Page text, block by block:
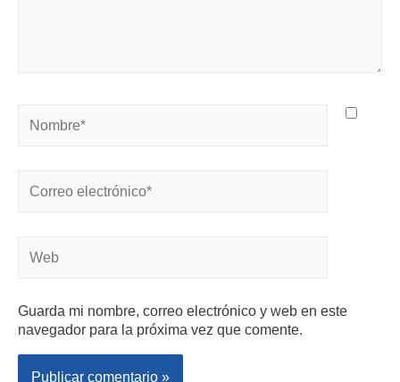
Guarda mi nombre, correo electrónico y web en este
navegador para la próxima vez que comente.